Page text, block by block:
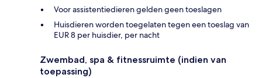
Voor assistentiedieren gelden geen toeslagen
Huisdieren worden toegelaten tegen een toeslag van
EUR 8 per huisdier, per nacht
Zwembad, spa & fitnessruimte (indien van
toepassing)